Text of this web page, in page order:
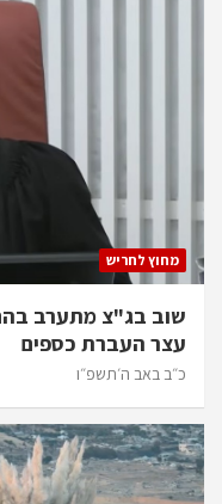
מחוץ לחריש
שוב בג"צ מתערב
עצר העברת כספים
כ״ב באב ה׳תשפ״ו